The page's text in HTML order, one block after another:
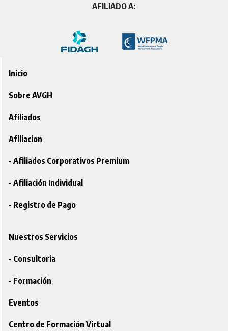
AFILIADO A:
Inicio
Sobre AVGH
Afiliados
Afiliacion
- Afiliados Corporativos Premium
- Afiliación Individual
- Registro de Pago
Nuestros Servicios
- Consultoria
- Formación
Eventos
Centro de Formación Virtual